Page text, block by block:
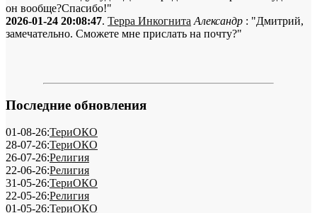
он вообще?Спасибо!"
2026-01-24 20:08:47. Терра Инкогнита Александр : "Дмитрий,
замечательно. Сможете мне прислать на почту?"
Последние обновления
01-08-26:ТериОКО
28-07-26:ТериОКО
26-07-26:Религия
22-06-26:Религия
31-05-26:ТериОКО
22-05-26:Религия
01-05-26:ТериОКО